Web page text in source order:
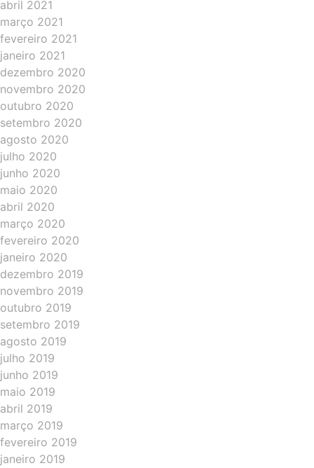
abril 2021
março 2021
fevereiro 2021
janeiro 2021
dezembro 2020
novembro 2020
outubro 2020
setembro 2020
agosto 2020
julho 2020
junho 2020
maio 2020
abril 2020
março 2020
fevereiro 2020
janeiro 2020
dezembro 2019
novembro 2019
outubro 2019
setembro 2019
agosto 2019
julho 2019
junho 2019
maio 2019
abril 2019
março 2019
fevereiro 2019
janeiro 2019